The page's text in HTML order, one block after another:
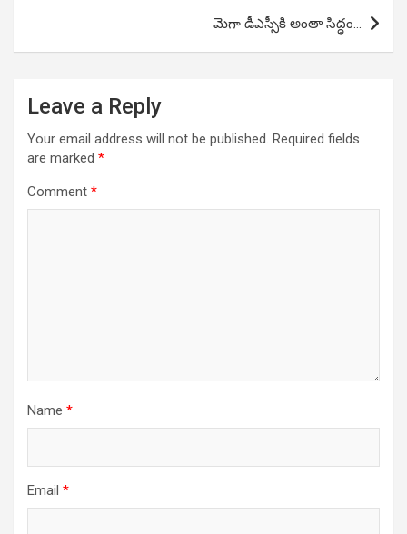
మెగా డీఎస్సీకి అంతా సిద్ధం…
Leave a Reply
Your email address will not be published. Required fields
are marked *
Comment *
Name *
Email *